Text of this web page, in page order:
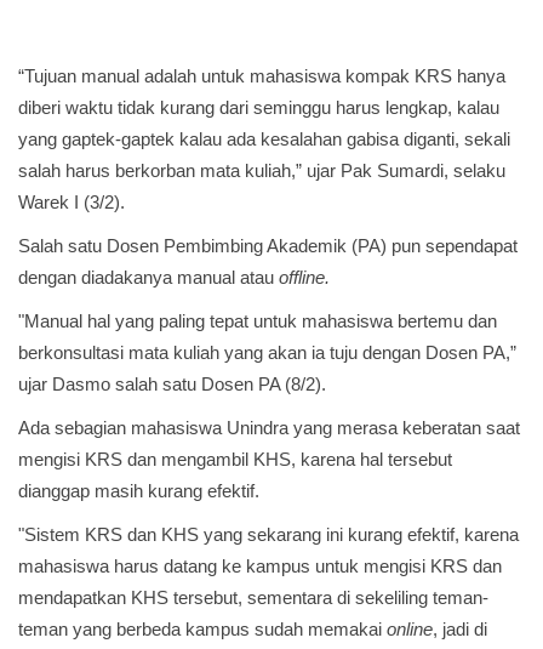
“Tujuan manual adalah untuk mahasiswa kompak KRS hanya
diberi waktu tidak kurang dari seminggu harus lengkap, kalau
yang gaptek-gaptek kalau ada kesalahan gabisa diganti, sekali
salah harus berkorban mata kuliah,” ujar Pak Sumardi, selaku
Warek I (3/2).
Salah satu Dosen Pembimbing Akademik (PA) pun sependapat
dengan diadakanya manual atau offline.
"Manual hal yang paling tepat untuk mahasiswa bertemu dan
berkonsultasi mata kuliah yang akan ia tuju dengan Dosen PA,”
ujar Dasmo salah satu Dosen PA (8/2).
Ada sebagian mahasiswa Unindra yang merasa keberatan saat
mengisi KRS dan mengambil KHS, karena hal tersebut
dianggap masih kurang efektif.
"Sistem KRS dan KHS yang sekarang ini kurang efektif, karena
mahasiswa harus datang ke kampus untuk mengisi KRS dan
mendapatkan KHS tersebut, sementara di sekeliling teman-
teman yang berbeda kampus sudah memakai online, jadi di